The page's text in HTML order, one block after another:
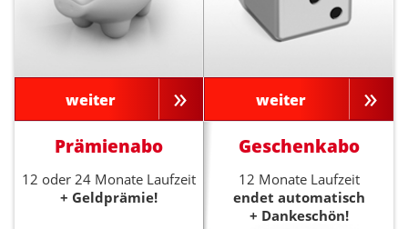
weiter weiter
Prämienabo
12 oder 24 Monate Laufzeit
+ Geldprämie!
Geschenkabo
12 Monate Laufzeit
endet automatisch
+ Dankeschön!